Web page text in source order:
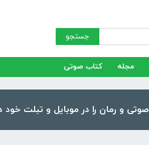
جستجو
مجله کتاب صوتی